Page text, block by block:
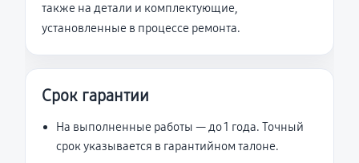
также на детали и комплектующие,
установленные в процессе ремонта.
Срок гарантии
На выполненные работы — до 1 года. Точный
срок указывается в гарантийном талоне.